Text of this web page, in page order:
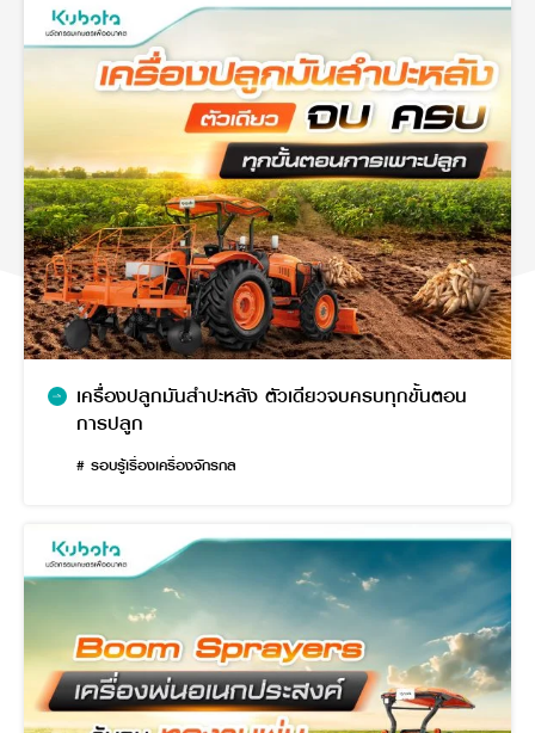
เครื่องปลูกมันสำปะหลัง ตัวเดียวจบครบทุกขั้นตอน
การปลูก
# รอบรู้เรื่องเครื่องจักรกล